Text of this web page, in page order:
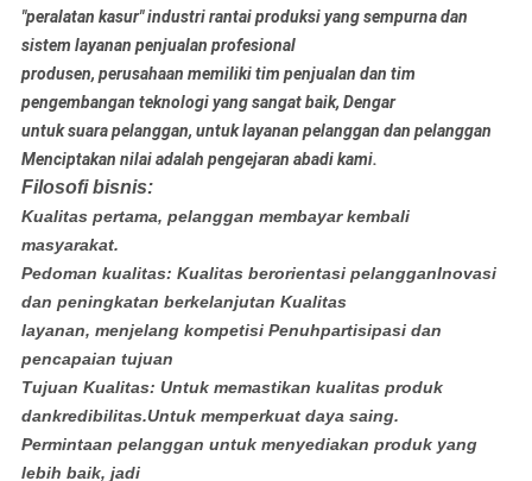
"peralatan kasur" industri rantai produksi yang sempurna dan
sistem layanan penjualan profesional
produsen, perusahaan memiliki tim penjualan dan tim
pengembangan teknologi yang sangat baik, Dengar
untuk suara pelanggan, untuk layanan pelanggan dan pelanggan
Menciptakan nilai adalah pengejaran abadi kami.
Filosofi bisnis:
Kualitas pertama, pelanggan membayar kembali
masyarakat.
Pedoman kualitas: Kualitas berorientasi pelangganInovasi
dan peningkatan berkelanjutan Kualitas
layanan, menjelang kompetisi Penuhpartisipasi dan
pencapaian tujuan
Tujuan Kualitas: Untuk memastikan kualitas produk
dankredibilitas.Untuk memperkuat daya saing.
Permintaan pelanggan untuk menyediakan produk yang
lebih baik, jadi